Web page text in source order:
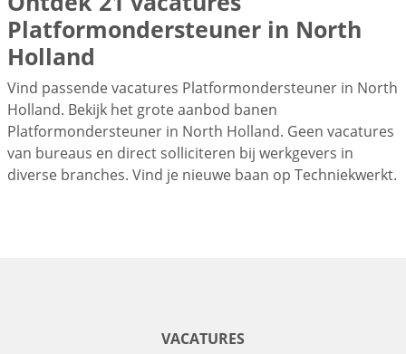
Platformondersteuner in North
Holland
Vind passende vacatures Platformondersteuner in North
Holland. Bekijk het grote aanbod banen
Platformondersteuner in North Holland. Geen vacatures
van bureaus en direct solliciteren bij werkgevers in
diverse branches. Vind je nieuwe baan op Techniekwerkt.
VACATURES